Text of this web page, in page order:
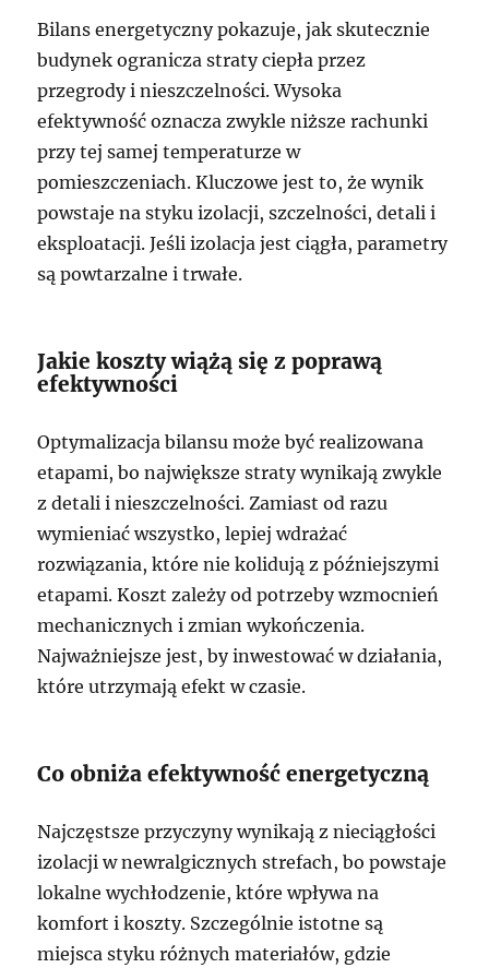
Bilans energetyczny pokazuje, jak skutecznie
budynek ogranicza straty ciepła przez
przegrody i nieszczelności. Wysoka
efektywność oznacza zwykle niższe rachunki
przy tej samej temperaturze w
pomieszczeniach. Kluczowe jest to, że wynik
powstaje na styku izolacji, szczelności, detali i
eksploatacji. Jeśli izolacja jest ciągła, parametry
są powtarzalne i trwałe.
Jakie koszty wiążą się z poprawą
efektywności
Optymalizacja bilansu może być realizowana
etapami, bo największe straty wynikają zwykle
z detali i nieszczelności. Zamiast od razu
wymieniać wszystko, lepiej wdrażać
rozwiązania, które nie kolidują z późniejszymi
etapami. Koszt zależy od potrzeby wzmocnień
mechanicznych i zmian wykończenia.
Najważniejsze jest, by inwestować w działania,
które utrzymają efekt w czasie.
Co obniża efektywność energetyczną
Najczęstsze przyczyny wynikają z nieciągłości
izolacji w newralgicznych strefach, bo powstaje
lokalne wychłodzenie, które wpływa na
komfort i koszty. Szczególnie istotne są
miejsca styku różnych materiałów, gdzie